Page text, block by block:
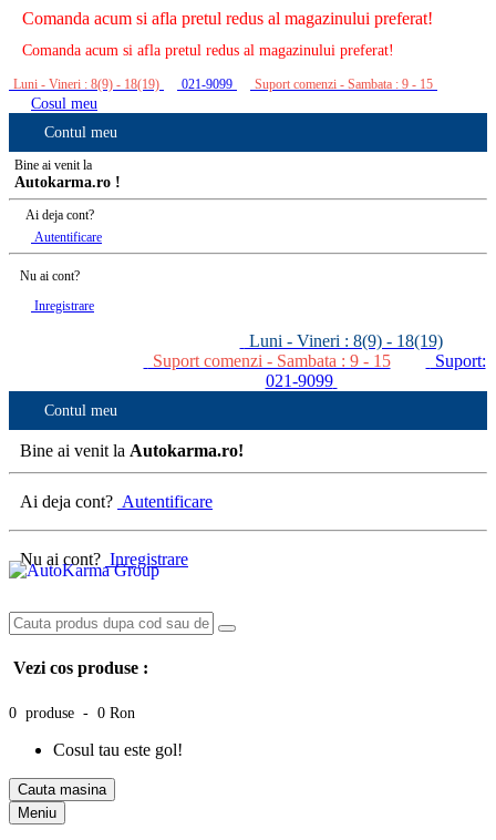
Comanda acum si afla pretul redus al magazinului preferat!
Comanda acum si afla pretul redus al magazinului preferat!
Luni - Vineri : 8(9) - 18(19) 021-9099 Suport comenzi - Sambata : 9 - 15
Cosul meu
Contul meu
Bine ai venit la
Autokarma.ro !
Ai deja cont?
Autentificare
Nu ai cont?
Inregistrare
Luni - Vineri : 8(9) - 18(19)
Suport comenzi - Sambata : 9 - 15
Suport:
021-9099
Contul meu
Bine ai venit la Autokarma.ro!
Ai deja cont? Autentificare
Nu ai cont? Inregistrare
Vezi cos produse :
0 produse - 0 Ron
Cosul tau este gol!
Cauta masina
Meniu